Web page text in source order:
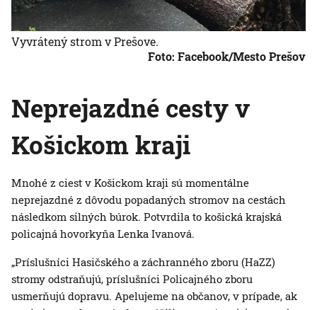
Vyvrátený strom v Prešove.
Foto: Facebook/Mesto Prešov
Neprejazdné cesty v
Košickom kraji
Mnohé z ciest v Košickom kraji sú momentálne
neprejazdné z dôvodu popadaných stromov na cestách
následkom silných búrok. Potvrdila to košická krajská
policajná hovorkyňa Lenka Ivanová.
„Príslušníci Hasičského a záchranného zboru (HaZZ)
stromy odstraňujú, príslušníci Policajného zboru
usmerňujú dopravu. Apelujeme na občanov, v prípade, ak